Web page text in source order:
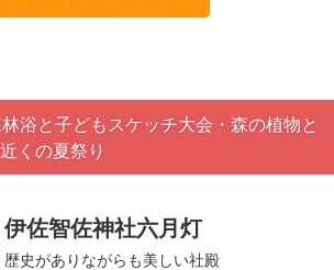
浴と子どもスケッチ大会・森の植物と
くの夏祭り
伊佐智佐神社六月灯
歴史がありながらも美しい社殿